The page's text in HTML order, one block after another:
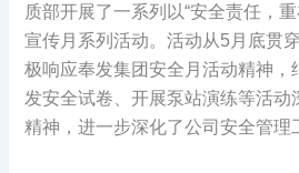
质部开展了一系列以“安全责任，
宣传月系列活动。活动从5月底贯
极响应奉发集团安全月活动精神，
发安全试卷、开展泵站演练等活动
精神，进一步深化了公司安全管理